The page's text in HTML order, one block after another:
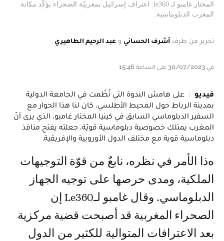
المختار غامبو لـ le360: اعتراف إسرائيل بمغربيّة الصحراء يؤكّد مكانة
المغرب الدبلوماسية.
تحرير من طرف أشرف الحساني و عبد الرحيم الطاهيري
في 30/07/2023 على الساعة 15:46
فيديو
على هامش الندوة التي نُظّمت في الجامعة الدولية
بمدينة الرباط حول المحيط الأطلسي، كان لنا هذا الحوار مع
السفير الدبلوماسي السابق في كينيا المختار غامبو، الذي يرى أنّ
المغرب يمتلك خصوصية دبلوماسية قويّة، جعلته يفتح منافذ
دبلوماسية قوية مع مختلف الدول الأوروبية والإفريقية.
هذا الأمر في نظره، نابعٌ من قوّة التوجيهات
الملكية، ومدى حرصها على توجيه الجهاز
الدبلوماسي. وقال غامبو لـLe360 إن
الصحراء المغربية قد أصبحت قضية مركزية
بعد الاعترافات المتوالية للكثير من الدول